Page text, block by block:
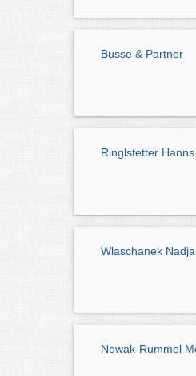
Busse & Partner
Ringlstetter
Wlaschanek Nadja
Nowak-Rummel